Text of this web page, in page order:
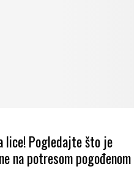
lice! Pogledajte što je
na potresom pogođenom